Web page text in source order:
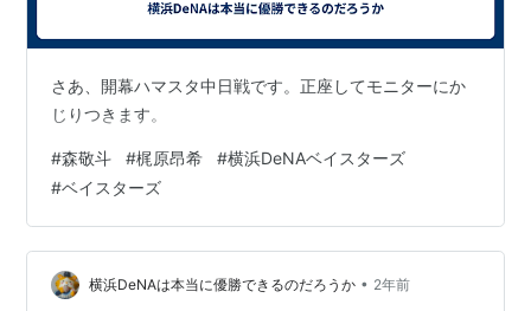
さあ、開幕ハマスタ中日戦です。正座してモニターにか
じりつきます。
#森敬斗 #梶原昂希 #横浜DeNAベイスターズ
#ベイスターズ
横浜DeNAは本当に優勝できるのだろうか • 2年前